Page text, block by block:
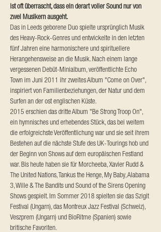
ist oft überrascht, dass ein derart voller Sound nur von
zwei Musikern ausgeht.
Das in Leeds geborene Duo spielte ursprünglich Musik
des Heavy-Rock-Genres und entwickelte in den letzten
fünf Jahren eine harmonischere und spirituellere
Herangehensweise an die Musik. Nach einem lange
vergessenen Debüt-Minialbum, veröffentlichte Echo
Town im Juni 2011 ihr zweites Album "Come on Over",
inspiriert von Familienbeziehungen, der Natur und dem
Surfen an der ost englischen Küste.
2015 erschien das dritte Album "Be Strong Troop On",
ein hymnisches und erhebendes Stück, das bei weitem
die erfolgreichste Veröffentlichung war und sie seit ihrem
Bestehen auf die nächste Stufe des UK-Tourings hob und
der Beginn von Shows auf dem europäischen Festland
war. Bis heute haben sie für Morcheeba, Xavier Rudd &
The United Nations, Tankus the Henge, My Baby, Alabama
3, Wille & The Bandits und Sound of the Sirens Opening
Shows gespielt. Im Sommer 2018 spielten sie das Szigit
Festival (Ungarn), das Montreux Jazz Festival (Schweiz),
Veszprem (Ungarn) und BioRitme (Spanien) sowie
britische Favoriten.